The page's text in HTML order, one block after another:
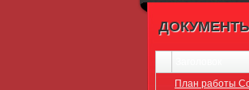
План работы